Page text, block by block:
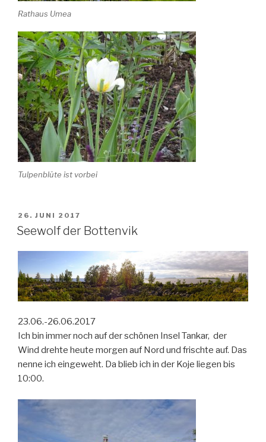
Rathaus Umea
Tulpenblüte ist vorbei
VERÖFFENTLICHT
AM
26. JUNI 2017
Seewolf der Bottenvik
23.06.-26.06.2017
Ich bin immer noch auf der schönen Insel Tankar, der
Wind drehte heute morgen auf Nord und frischte auf. Das
nenne ich eingeweht. Da blieb ich in der Koje liegen bis
10:00.